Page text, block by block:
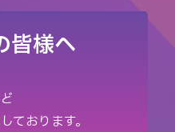
皆様へ
ております。